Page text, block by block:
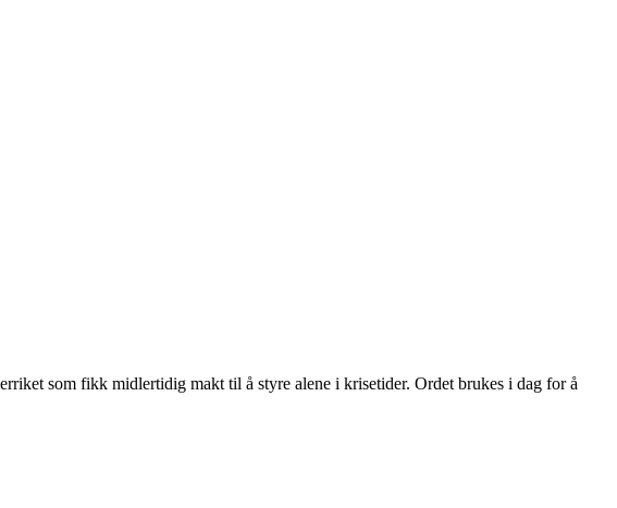
som fikk midlertidig makt til å styre alene i krisetider. Ordet brukes i dag for å